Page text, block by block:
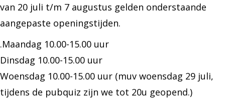
van 20 juli t/m 7 augustus gelden onderstaande
aangepaste openingstijden.
.Maandag 10.00-15.00 uur
Dinsdag 10.00-15.00 uur
Woensdag 10.00-15.00 uur (muv woensdag 29 juli,
tijdens de pubquiz zijn we tot 20u geopend.)